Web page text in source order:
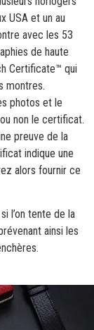
USA et un au
avec les 53
de haute
Certificate™ qui
montres.
photos et le
non le certificat.
preuve de la
indique une
alors fournir ce
l’on tente de la
ainsi les